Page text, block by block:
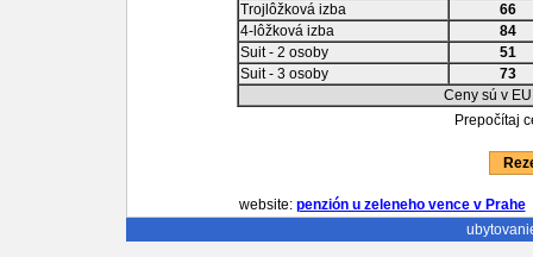
Trojlôžková izba
66
4-lôžková izba
84
Suit - 2 osoby
51
Suit - 3 osoby
73
Ceny sú v
Prepočítaj
website: penzión u zeleneho vence v Prahe